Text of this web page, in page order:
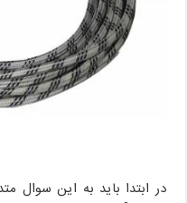
در ابتدا باید به این سوال